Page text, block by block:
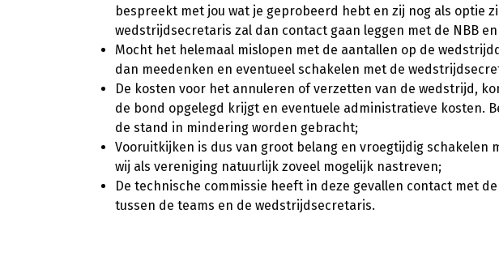
bespreekt met jou wat je geprobeerd hebt en zij nog als optie
wedstrijdsecretaris zal dan contact gaan leggen met de NBB
Mocht het helemaal mislopen met de aantallen op de
dan meedenken en eventueel schakelen met de
De kosten voor het annuleren of verzetten van de wedstrijd,
de bond opgelegd krijgt en eventuele administratieve kosten.
de stand in mindering worden gebracht;
Vooruitkijken is dus van groot belang en vroegtijdig schakelen
wij als vereniging natuurlijk zoveel mogelijk nastreven;
De technische commissie heeft in deze gevallen contact met
tussen de teams en de wedstrijdsecretaris.